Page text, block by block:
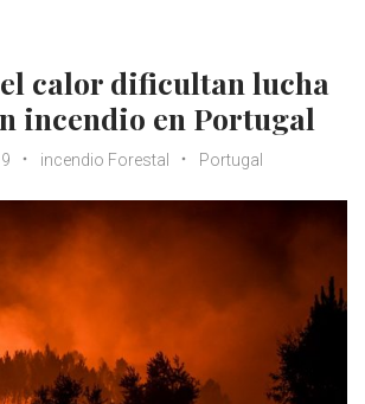
calor dificultan lucha
incendio en Portugal
incendio Forestal Portugal